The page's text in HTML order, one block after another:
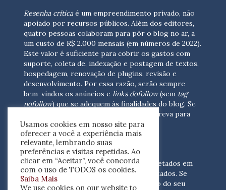
Resenha críticaé um empreendimento privado, não
apoiado por recursos públicos. Além dos editores,
quatro pessoas colaboram para pôr o blog no ar, a
um custo de R$ 2.000 mensais (em números de 2022).
Este valor é suficiente para cobrir os gastos com
suporte, coleta de, indexação e postagem de textos,
hospedagem, renovação de plugins, revisão e
desenvolvimento. Por essa razão, serão sempre
bem-vindos os anúncios e links dofollow(sem tag
nofollow) que se adequem às finalidades do blog. Se
escreva para
nós(contato@resenhacritica.com.br)
FONTES E ACERVO
As resenhas, dossiês e sumários são coletados em
periódicos acadêmicos e sites especializados. Se
você tem interesse em divulgar o acervo do seu
Usamos cookies em nosso site para
oferecer a você a experiência mais
relevante, lembrando suas
preferências e visitas repetidas. Ao
clicar em “Aceitar”, você concorda
com o uso de TODOS os cookies.
Saiba Mais
We use cookies on our website to